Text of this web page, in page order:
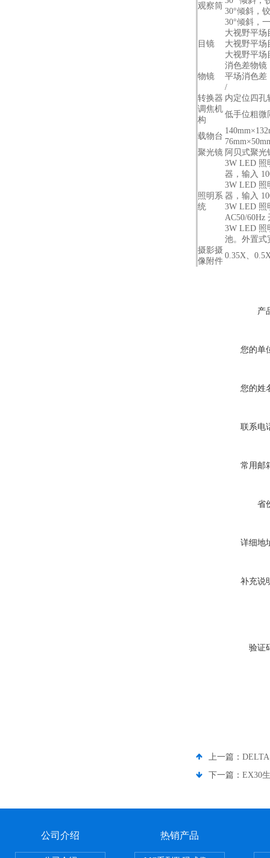
观察筒
30°倾斜，
30°倾斜，
目镜
大视野平场
大视野平场
大视野平场
物镜
消色差物镜
平场消色差
/
转换器 内定位四孔
调焦机
构
低手位粗微
载物台
聚光镜 阿贝式聚
照明系
统
3W LED 照
器，输入
3W LED 照
器，输入
3W LED 照
AC50/60Hz
3W LED 照
池。外置式
摄影摄
像附件
0.35X、
产
您的单
您的姓
联系电
常用邮
省
详细地
补充说
验证
上一篇：
下一篇： EX30
公司介绍 热销产品